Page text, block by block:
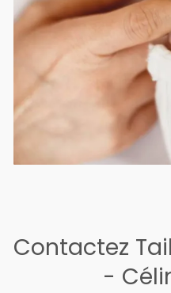
Contactez
-